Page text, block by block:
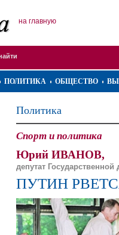
на главную
ПОЛИТИКА ОБЩЕСТВО
Политика
Спорт и политика
Юрий ИВАНОВ,
депутат
ПУТИН